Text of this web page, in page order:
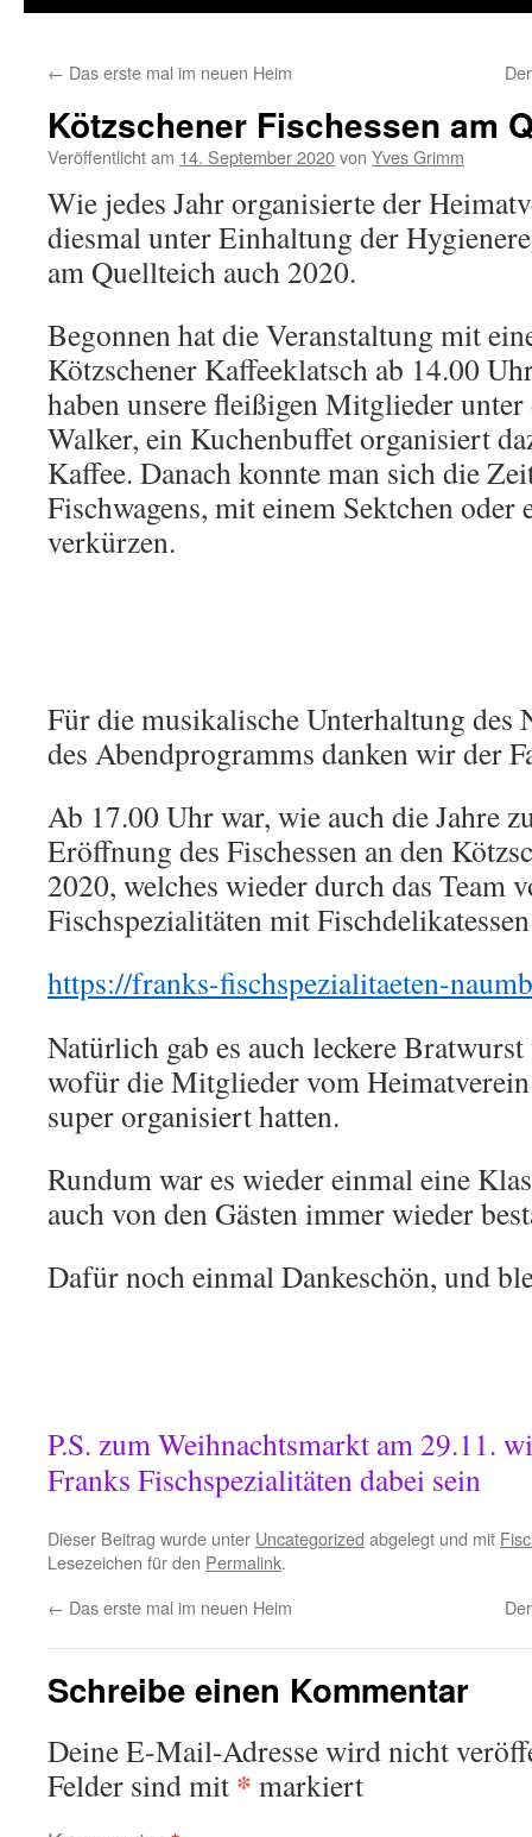
← Das erste mal im neuen Heim
Kötzschener Fischessen am
Veröffentlicht am 14. September 2020von Yves Grimm
Wie jedes Jahr organisierte der
diesmal unter Einhaltung der
am Quellteich auch 2020.
Begonnen hat die Veranstaltung mit
Kötzschener Kaffeeklatsch ab 14.00
haben unsere fleißigen Mitglieder
Walker, ein Kuchenbuffet organisiert
Kaffee. Danach konnte man sich die
Fischwagens, mit einem Sektchen oder
verkürzen.
Für die musikalische Unterhaltung des
des Abendprogramms danken wir der
Ab 17.00 Uhr war, wie auch die Jahre
Eröffnung des Fischessen an den
2020, welches wieder durch das Team
Fischspezialitäten mit
https://franks-fischspezialitaeten-
Natürlich gab es auch leckere
wofür die Mitglieder vom
super organisiert hatten.
Rundum war es wieder einmal eine
auch von den Gästen immer wieder
Dafür noch einmal Dankeschön, und
P.S. zum Weihnachtsmarkt am 29.11.
Franks Fischspezialitäten dabei sein
Dieser Beitrag wurde unter Uncategorized abgelegt und mit
Lesezeichen für den Permalink.
← Das erste mal im neuen Heim
Schreibe einen Kommentar
Deine E-Mail-Adresse wird nicht
Felder sind mit * markiert